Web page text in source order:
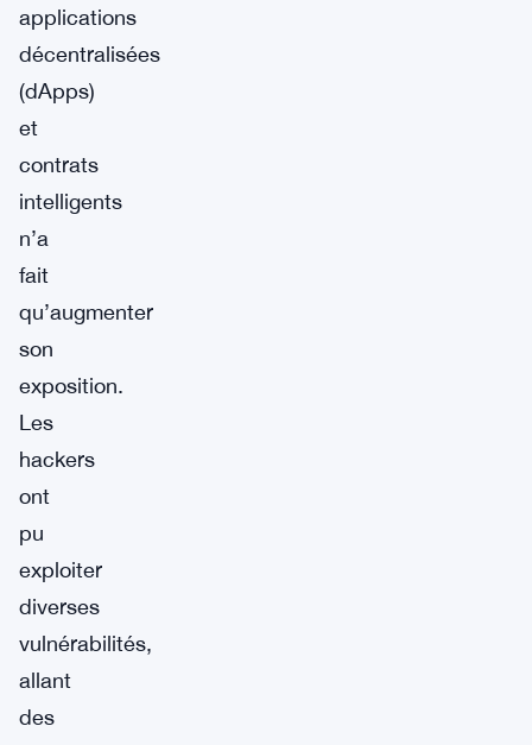
applications
décentralisées
(dApps)
et
contrats
intelligents
n’a
fait
qu’augmenter
son
exposition.
Les
hackers
ont
pu
exploiter
diverses
vulnérabilités,
allant
des